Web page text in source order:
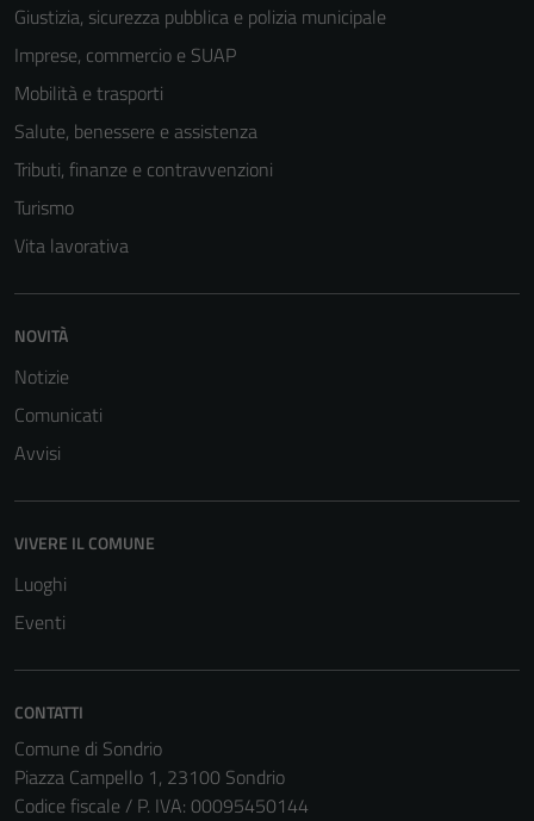
Giustizia, sicurezza pubblica e polizia municipale
Imprese, commercio e SUAP
Mobilità e trasporti
Salute, benessere e assistenza
Tributi, finanze e contravvenzioni
Turismo
Vita lavorativa
NOVITÀ
Notizie
Comunicati
Avvisi
VIVERE IL COMUNE
Luoghi
Eventi
CONTATTI
Comune di Sondrio
Piazza Campello 1, 23100 Sondrio
Codice fiscale / P. IVA: 00095450144